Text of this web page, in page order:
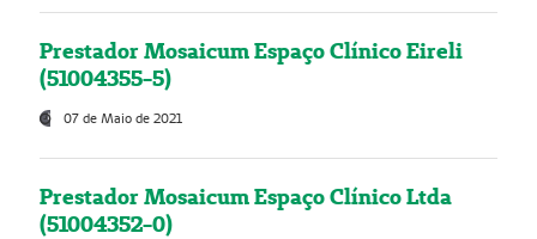
Prestador Mosaicum Espaço Clínico Eireli
(51004355-5)
07 de Maio de 2021
Prestador Mosaicum Espaço Clínico Ltda
(51004352-0)